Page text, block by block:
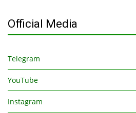
Official Media
Telegram
YouTube
Instagram